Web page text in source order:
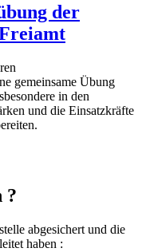
der
gemeinsame Übung
in den
und die Einsatzkräfte
?
abgesichert und die
haben :